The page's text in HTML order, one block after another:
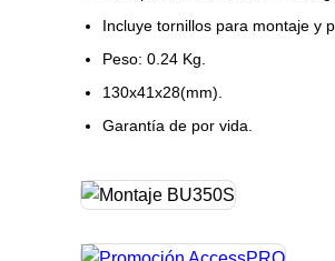
Incluye tornillos para montaje y
Peso: 0.24 Kg.
130x41x28(mm).
Garantía de por vida.